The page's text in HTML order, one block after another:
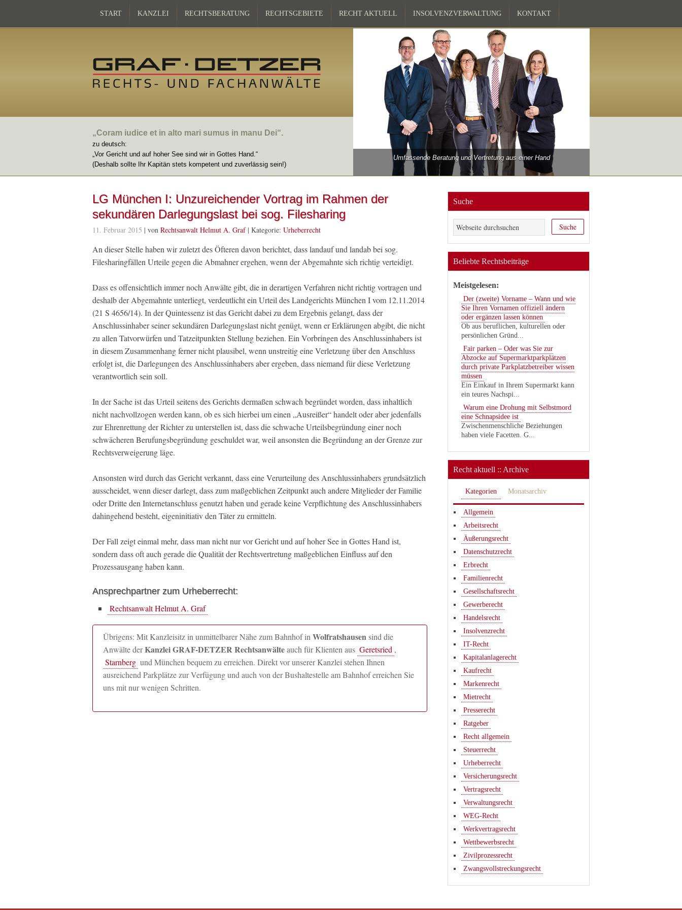
START KANZLEI RECHTSBERATUNG RECHTSGEBIETE RECHT AKTUELL INSOLVENZVERWALTUNG KONTAKT
„Coram iudice et in alto mari sumus in manu Dei“.
zu deutsch:
„Vor Gericht und auf hoher See sind wir in Gottes Hand.“
(Deshalb sollte Ihr Kapitän stets kompetent und zuverlässig sein!)
Umfassende Beratung und Vertretung aus einer Hand
LG München I: Unzureichender Vortrag im Rahmen der
sekundären Darlegungslast bei sog. Filesharing
11. Februar 2015 | von Rechtsanwalt Helmut A. Graf| Kategorie: Urheberrecht
An dieser Stelle haben wir zuletzt des Öfteren davon berichtet, dass landauf und landab bei sog.
Filesharingfällen Urteile gegen die Abmahner ergehen, wenn der Abgemahnte sich richtig verteidigt.
Dass es offensichtlich immer noch Anwälte gibt, die in derartigen Verfahren nicht richtig vortragen und
deshalb der Abgemahnte unterliegt, verdeutlicht ein Urteil des Landgerichts München I vom 12.11.2014
(21 S 4656/14). In der Quintessenz ist das Gericht dabei zu dem Ergebnis gelangt, dass der
Anschlussinhaber seiner sekundären Darlegungslast nicht genügt, wenn er Erklärungen abgibt, die nicht
zu allen Tatvorwürfen und Tatzeitpunkten Stellung beziehen. Ein Vorbringen des Anschlussinhabers ist
in diesem Zusammenhang ferner nicht plausibel, wenn unstreitig eine Verletzung über den Anschluss
erfolgt ist, die Darlegungen des Anschlussinhabers aber ergeben, dass niemand für diese Verletzung
verantwortlich sein soll.
In der Sache ist das Urteil seitens des Gerichts dermaßen schwach begründet worden, dass inhaltlich
nicht nachvollzogen werden kann, ob es sich hierbei um einen „Ausreißer“ handelt oder aber jedenfalls
zur Ehrenrettung der Richter zu unterstellen ist, dass die schwache Urteilsbegründung einer noch
schwächeren Berufungsbegründung geschuldet war, weil ansonsten die Begründung an der Grenze zur
Rechtsverweigerung läge.
Ansonsten wird durch das Gericht verkannt, dass eine Verurteilung des Anschlussinhabers grundsätzlich
ausscheidet, wenn dieser darlegt, dass zum maßgeblichen Zeitpunkt auch andere Mitglieder der Familie
oder Dritte den Internetanschluss genutzt haben und gerade keine Verpflichtung des Anschlussinhabers
dahingehend besteht, eigeninitiativ den Täter zu ermitteln.
Der Fall zeigt einmal mehr, dass man nicht nur vor Gericht und auf hoher See in Gottes Hand ist,
sondern dass oft auch gerade die Qualität der Rechtsvertretung maßgeblichen Einfluss auf den
Prozessausgang haben kann.
Ansprechpartner zum Urheberrecht:
Rechtsanwalt Helmut A. Graf
Übrigens: Mit Kanzleisitz in unmittelbarer Nähe zum Bahnhof in Wolfratshausensind die
Anwälte derKanzlei GRAF-DETZER Rechtsanwälteauch für Klienten aus Geretsried ,
Starnberg und München bequem zu erreichen. Direkt vor unserer Kanzlei stehen Ihnen
ausreichend Parkplätze zur Verfügung und auch von der Bushaltestelle am Bahnhof erreichen Sie
uns mit nur wenigen Schritten.
Suche
Beliebte Rechtsbeiträge
Meistgelesen:
Der (zweite) Vorname – Wann und wie
Sie Ihren Vornamen offiziell ändern
oder ergänzen lassen können
Ob aus beruflichen, kulturellen oder
persönlichen Gründ...
Fair parken – Oder was Sie zur
Abzocke auf Supermarktparkplätzen
durch private Parkplatzbetreiber wissen
müssen
Ein Einkauf in Ihrem Supermarkt kann
ein teures Nachspi...
Warum eine Drohung mit Selbstmord
eine Schnapsidee ist
Zwischenmenschliche Beziehungen
haben viele Facetten. G...
Recht aktuell :: Archive
Kategorien Monatsarchiv
Allgemein
Arbeitsrecht
Äußerungsrecht
Datenschutzrecht
Erbrecht
Familienrecht
Gesellschaftsrecht
Gewerberecht
Handelsrecht
Insolvenzrecht
IT-Recht
Kapitalanlagerecht
Kaufrecht
Markenrecht
Mietrecht
Presserecht
Ratgeber
Recht allgemein
Steuerrecht
Urheberrecht
Versicherungsrecht
Vertragsrecht
Verwaltungsrecht
WEG-Recht
Werkvertragsrecht
Wettbewerbsrecht
Zivilprozessrecht
Zwangsvollstreckungsrecht